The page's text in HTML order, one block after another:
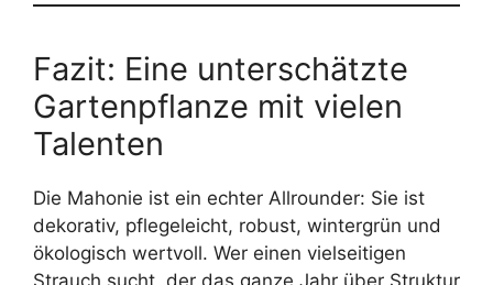
Fazit: Eine unterschätzte
Gartenpflanze mit vielen
Talenten
Die Mahonie ist ein echter Allrounder: Sie ist
dekorativ, pflegeleicht, robust, wintergrün und
ökologisch wertvoll. Wer einen vielseitigen
Strauch sucht, der das ganze Jahr über Struktur